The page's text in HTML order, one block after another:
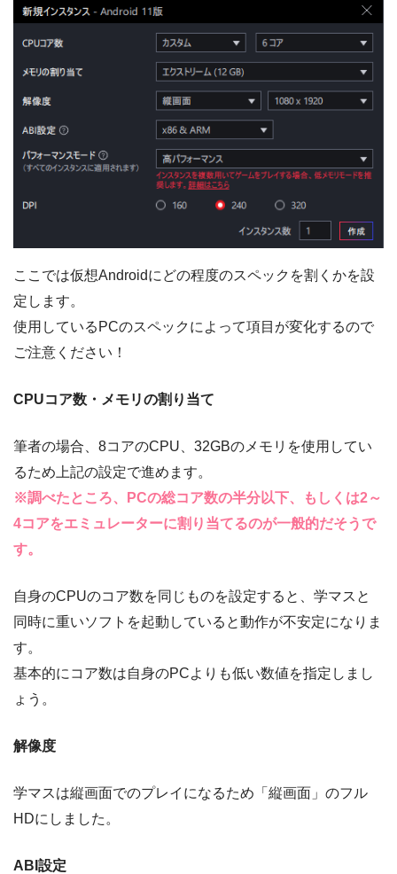
ここでは仮想Androidにどの程度のスペックを割くかを設
定します。
使用しているPCのスペックによって項目が変化するので
ご注意ください！
CPUコア数・メモリの割り当て
筆者の場合、8コアのCPU、32GBのメモリを使用してい
るため上記の設定で進めます。
※調べたところ、PCの総コア数の半分以下、もしくは2～
4コアをエミュレーターに割り当てるのが一般的だそうで
す。
自身のCPUのコア数を同じものを設定すると、学マスと
同時に重いソフトを起動していると動作が不安定になりま
す。
基本的にコア数は自身のPCよりも低い数値を指定しまし
ょう。
解像度
学マスは縦画面でのプレイになるため「縦画面」のフル
HDにしました。
ABI設定